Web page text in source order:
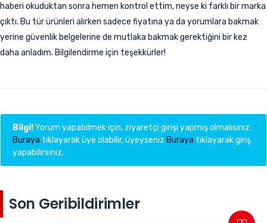
haberi okuduktan sonra hemen kontrol ettim, neyse ki farklı bir marka
çıktı. Bu tür ürünleri alırken sadece fiyatına ya da yorumlara bakmak
yerine güvenlik belgelerine de mutlaka bakmak gerektiğini bir kez
daha anladım. Bilgilendirme için teşekkürler!
Bilgi!Yorum yapabilmek için, ziyaretçi girişi yapmış olmalısınız.
Buraya tıklayarak üye olabilir, üyeyseniz Buraya tıklayarak giriş
yapabilirsiniz.
Son Geribildirimler